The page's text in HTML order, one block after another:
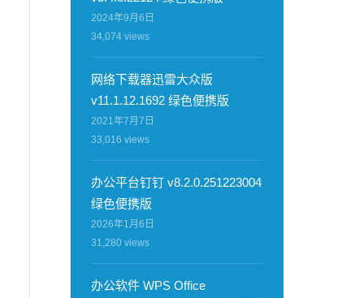
2024年9月6日
34,074 views
网络下载器迅雷大众版
v11.1.12.1692 绿色便携版
2021年7月7日
33,016 views
办公平台钉钉 v8.2.0.251223004
绿色便携版
2026年1月6日
31,280 views
办公软件 WPS Office